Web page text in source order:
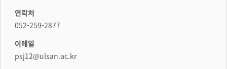
연락처
052-259-2877
이메일
psj12@ulsan.ac.kr